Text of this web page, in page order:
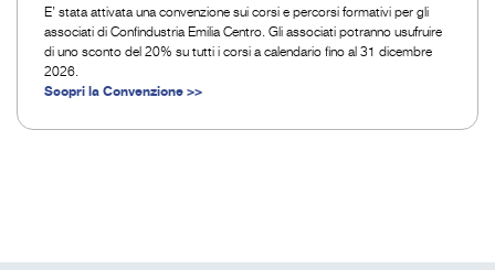
E’ stata attivata una convenzione sui corsi e percorsi formativi per gli
associati di Confindustria Emilia Centro. Gli associati potranno usufruire
di uno sconto del 20% su tutti i corsi a calendario fino al 31 dicembre
2026.
Scopri la Convenzione >>